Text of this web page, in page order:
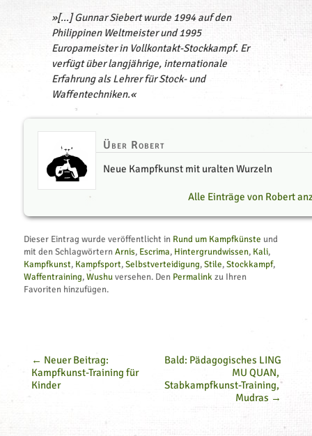
»[…] Gunnar Siebert wurde 1994 auf den
Philippinen Weltmeister und 1995
Europameister in Vollkontakt-Stockkampf. Er
verfügt über langjährige, internationale
Erfahrung als Lehrer für Stock- und
Waffentechniken.«
Über Robert
Neue Kampfkunst mit uralten Wurzeln
Alle Einträge von Robert
Dieser Eintrag wurde veröffentlicht in Rund um Kampfkünste und
mit den SchlagwörternArnis, Escrima, Hintergrundwissen, Kali,
Kampfkunst, Kampfsport,Selbstverteidigung,Stile,Stockkampf,
Waffentraining,Wushuversehen. Den Permalink zu Ihren
Favoriten hinzufügen.
← Neuer Beitrag:
Kampfkunst-Training für
Kinder
Bald: Pädagogisches LING
MU QUAN,
Stabkampfkunst-Training,
Mudras →